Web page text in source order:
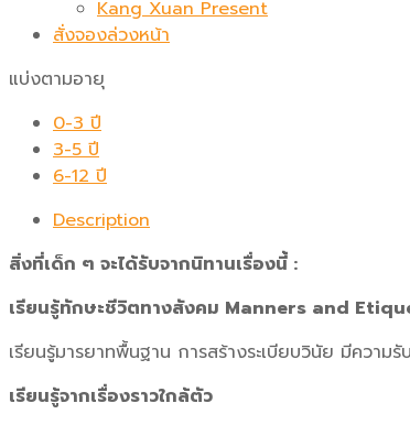
Kang Xuan Present
สั่งจองล่วงหน้า
แบ่งตามอายุ
0-3 ปี
3-5 ปี
6-12 ปี
Description
สิ่งที่เด็ก ๆ จะได้รับจากนิทานเรื่องนี้ :
เรียนรู้ทักษะชีวิตทางสังคม Manners and
เรียนรู้มารยาทพื้นฐาน การสร้างระเบียบวินัย มีคว
เรียนรู้จากเรื่องราวใกล้ตัว